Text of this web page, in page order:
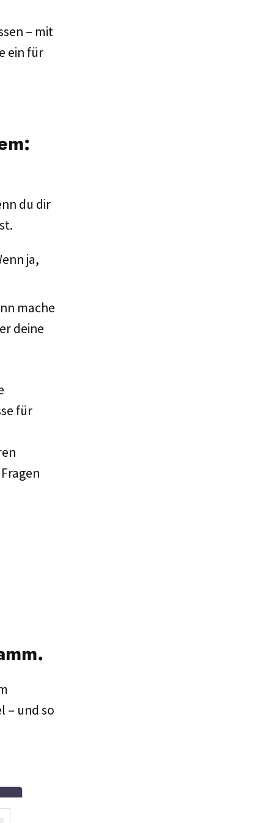
– mit
ein für
du dir
ja,
mache
deine
für
– und so